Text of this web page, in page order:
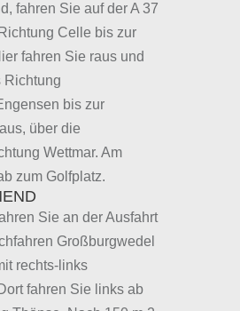
fahren Sie auf der A 37
Celle bis zur
fahren Sie raus und
Richtung
bis zur
über die
Wettmar. Am
zum Golfplatz.
Sie an der Ausfahrt
Großburgwedel
rechts-links
fahren Sie links ab